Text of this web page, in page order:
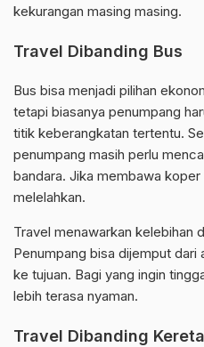
kekurangan masing masing.
Travel Dibanding Bus
Bus bisa menjadi pilihan
tetapi biasanya penumpang
titik keberangkatan tertentu.
penumpang masih perlu
bandara. Jika membawa
melelahkan.
Travel menawarkan kelebihan
Penumpang bisa dijemput dari
ke tujuan. Bagi yang ingin
lebih terasa nyaman.
Travel Dibanding Kereta